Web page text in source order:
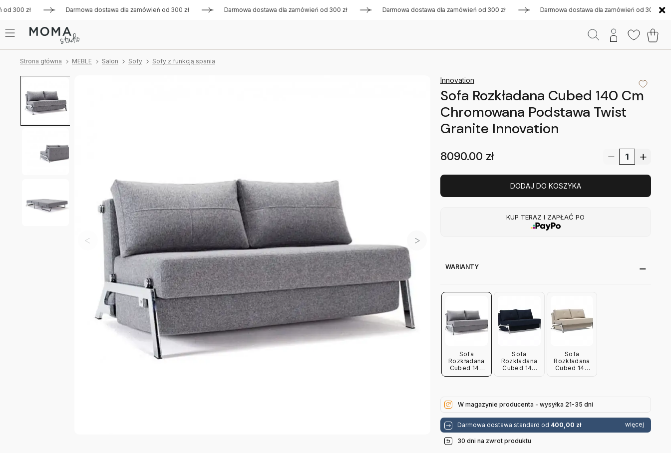
zł Darmowa dostawa dla zamówień od 300 zł Darmowa dostawa dla zamówień od 300 zł Darmowa dostawa dla zamówień od 300 zł Darmowa dostawa dla zamówień od 300 zł
Strona główna MEBLE Salon Sofy Sofy z funkcją spania
Innovation
Sofa Rozkładana Cubed 140 Cm
Chromowana Podstawa Twist
Granite Innovation
8090.00 zł
DODAJ DO KOSZYKA
KUP TERAZ I ZAPŁAĆ PO
WARIANTY
Sofa
Rozkładana
Cubed 140
Cm
Innovation
Sofa
Rozkładana
Cubed 140
Innovation
Sofa
Rozkładana
Cubed 140
Innovation
W magazynie producenta - wysyłka 21-35 dni
Darmowa dostawa standard od 400,00 zł więcej
30 dni na zwrot produktu